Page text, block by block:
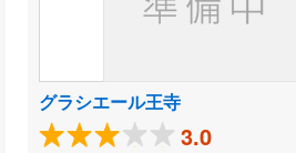
グラシエール王寺
3.0